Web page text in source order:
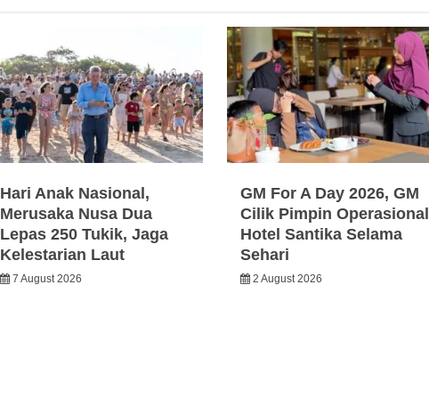
Hari Anak Nasional,
Merusaka Nusa Dua
Lepas 250 Tukik, Jaga
Kelestarian Laut
7 August 2026
GM For A Day 2026, GM
Cilik Pimpin Operasional
Hotel Santika Selama
Sehari
2 August 2026